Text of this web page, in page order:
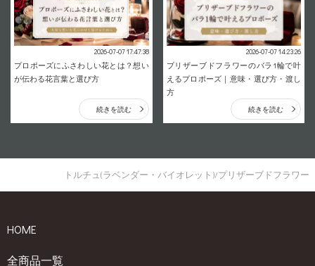
2026-07-07 17:47:38
プロポーズにふさわしい花とは？想い
が伝わる花言葉と選び方
続きを読む
2026-07-07 14:23:26
プリザーブドフラワーのバラ1輪で叶
えるプロポーズ｜意味・選び方・渡し
方
続きを読む
トルチュ(ラベンダー・バイオレット)/プリザーブドフラワー
HOME
全商品一覧